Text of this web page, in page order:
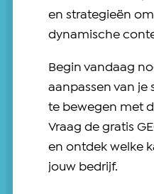
en strategieën
dynamische
Begin vandaag
aanpassen van je
te bewegen met
Vraag de gratis
en ontdek welke
jouw bedrijf.